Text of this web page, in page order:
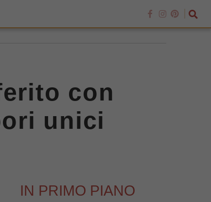
con
unici
IN PRIMO PIANO